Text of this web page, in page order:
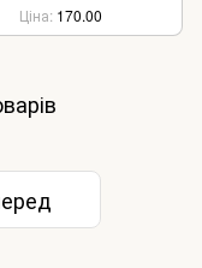
Ціна 170.00